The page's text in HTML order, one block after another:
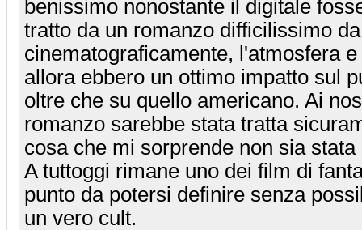
benissimo nonostante il digitale
tratto da un romanzo difficilissimo
cinematograficamente, l'atmosfera
allora ebbero un ottimo impatto sul
oltre che su quello americano. Ai
romanzo sarebbe stata tratta
cosa che mi sorprende non sia
A tuttoggi rimane uno dei film di
punto da potersi definire senza
un vero cult.